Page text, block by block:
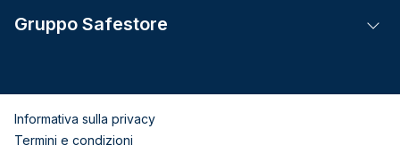
Gruppo Safestore
Informativa sulla privacy
Termini e condizioni